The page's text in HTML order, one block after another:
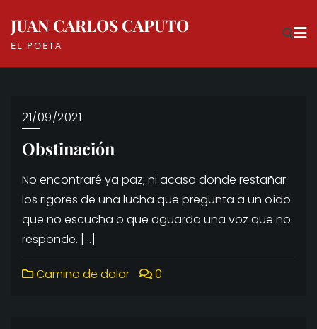
content
JUAN CARLOS CAPUTO
EL POETA
21/09/2021
Obstinación
No encontraré ya paz; ni acaso donde restañar
los rigores de una lucha que pregunta a un oído
que no escucha o que aguarda una voz que no
responde. […]
Camino de dolor 0